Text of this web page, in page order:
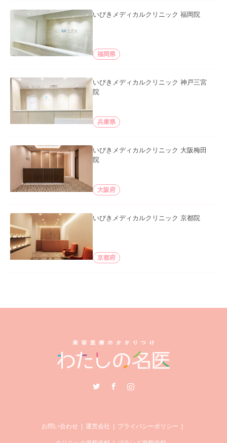
いびきメディカルクリニック 福岡院
福岡県
いびきメディカルクリニック 神戸三宮
院
兵庫県
いびきメディカルクリニック 大阪梅田
院
大阪府
いびきメディカルクリニック 京都院
京都府
Instagram
お問い合わせ 運営会社 プライバシーポリシー